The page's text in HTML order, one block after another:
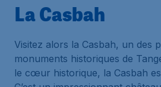
La Casbah
Visitez alors la Casbah, un des
monuments historiques de
le cœur historique, la Casbah